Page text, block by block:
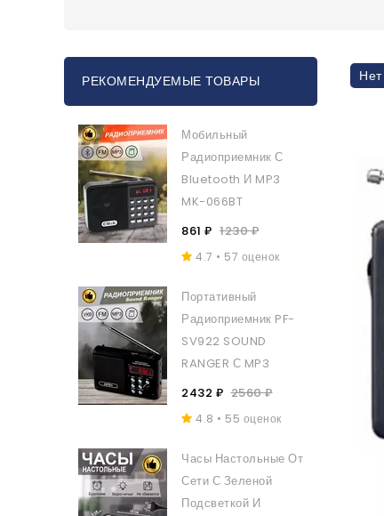
РЕКОМЕНДУЕМЫЕ ТОВАРЫ
Мобильный
Радиоприемник С
Bluetooth И MP3
MK-066BT
861 ₽ 1230 ₽
4.7 • 57 оценок
Портативный
Радиоприемник PF-
SV922 SOUND
RANGER С MP3
2432 ₽ 2560 ₽
4.8 • 55 оценок
Часы Настольные От
Сети С Зеленой
Подсветкой И